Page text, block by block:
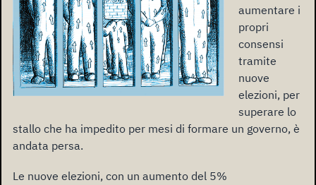
aumentare i
propri
consensi
tramite
nuove
elezioni, per
superare lo
stallo che ha impedito per mesi di formare un governo, è
andata persa.
Le nuove elezioni, con un aumento del 5%